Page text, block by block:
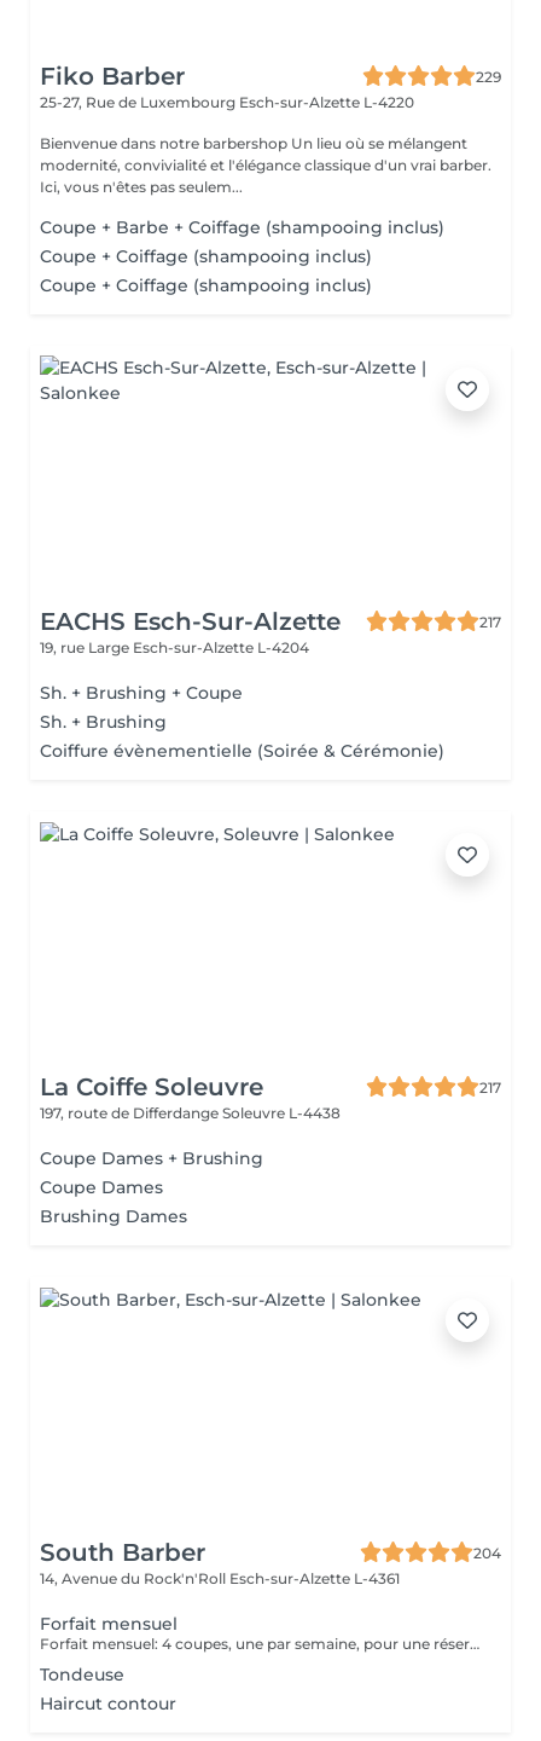
Fiko Barber
229
25-27, Rue de Luxembourg Esch-sur-Alzette L-4220
Bienvenue dans notre barbershop Un lieu où se mélangent
modernité, convivialité et l'élégance classique d'un vrai barber.
Ici, vous n'êtes pas seulem...
Coupe + Barbe + Coiffage (shampooing inclus)
Coupe + Coiffage (shampooing inclus)
Coupe + Coiffage (shampooing inclus)
EACHS Esch-Sur-Alzette
217
19, rue Large Esch-sur-Alzette L-4204
Sh. + Brushing + Coupe
Sh. + Brushing
Coiffure évènementielle (Soirée & Cérémonie)
La Coiffe Soleuvre
217
197, route de Differdange Soleuvre L-4438
Coupe Dames + Brushing
Coupe Dames
Brushing Dames
South Barber
204
14, Avenue du Rock'n'Roll Esch-sur-Alzette L-4361
Forfait mensuel
Forfait mensuel: 4 coupes, une par semaine, pour une réservation ou un renseignement nous restons joignable sur notre numéro: 26 30 07 57 Ou sur place directement
Tondeuse
Haircut contour